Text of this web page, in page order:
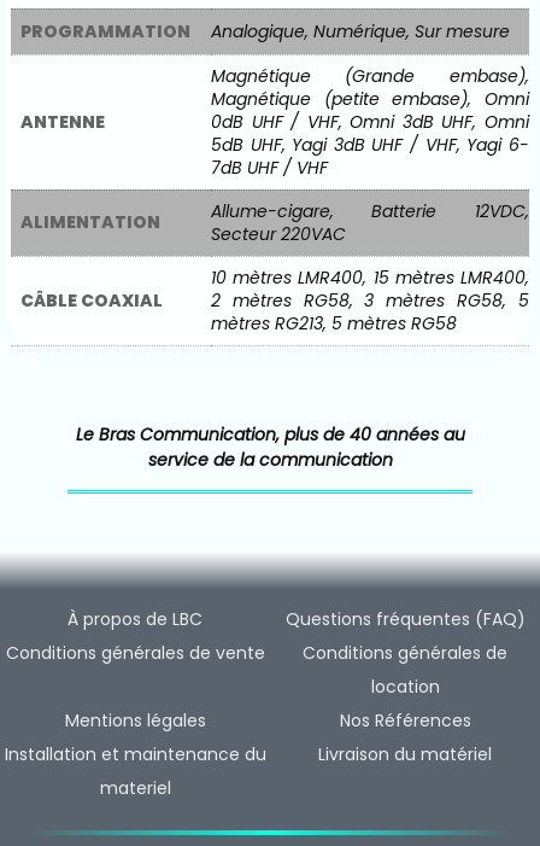
PROGRAMMATION Analogique, Numérique, Sur mesure
ANTENNE
Magnétique (Grande embase),
Magnétique (petite embase), Omni
0dB UHF / VHF, Omni 3dB UHF, Omni
5dB UHF, Yagi 3dB UHF / VHF, Yagi 6-
7dB UHF / VHF
ALIMENTATION
Allume-cigare, Batterie 12VDC,
Secteur 220VAC
CÂBLE COAXIAL
10 mètres LMR400, 15 mètres LMR400,
2 mètres RG58, 3 mètres RG58, 5
mètres RG213, 5 mètres RG58
Le Bras Communication, plus de 40 années au
service de la communication
À propos de LBC
Questions fréquentes (FAQ)
Conditions générales de vente
Conditions générales de
location
Mentions légales
Nos Références
Installation et maintenance du
materiel
Livraison du matériel